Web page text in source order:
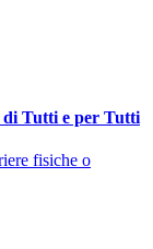
di Tutti e per Tutti
fisiche o